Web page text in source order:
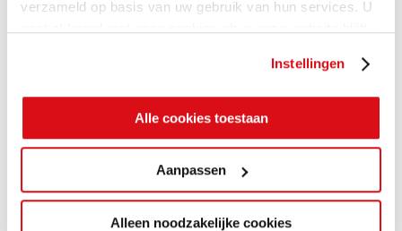
verzameld op basis van uw gebruik van hun services. U
Instellingen
Alle cookies toestaan
Aanpassen
Alleen noodzakelijke cookies